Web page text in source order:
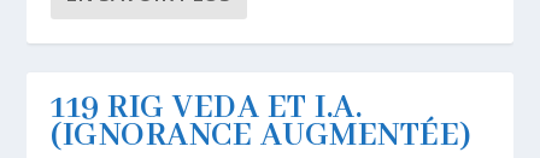
119 RIG VEDA ET I.A.
(IGNORANCE AUGMENTÉE)